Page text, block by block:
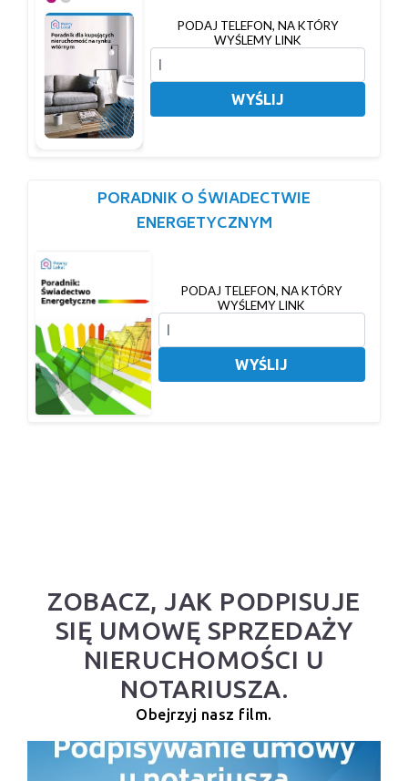
PODAJ TELEFON, NA KTÓRY
WYŚLEMY LINK
WYŚLIJ
PORADNIK O ŚWIADECTWIE
ENERGETYCZNYM
PODAJ TELEFON, NA KTÓRY
WYŚLEMY LINK
WYŚLIJ
ZOBACZ, JAK PODPISUJE
SIĘ UMOWĘ SPRZEDAŻY
NIERUCHOMOŚCI U
NOTARIUSZA.
Obejrzyj nasz film.